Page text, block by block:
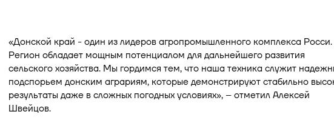
«Донской край - один из лидеров агропромышленного комплекса Росси.
Регион обладает мощным потенциалом для дальнейшего развития
сельского хозяйства. Мы гордимся тем, что наша техника служит
подспорьем донским аграриям, которые демонстрируют стабильно
результаты даже в сложных погодных условиях», – отметил Алексей
Швейцов.